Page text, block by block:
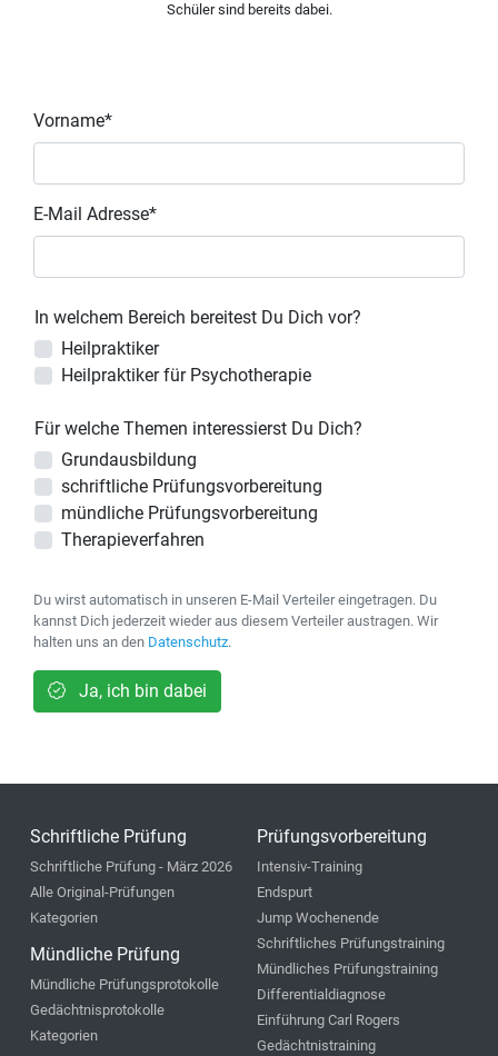
Schüler sind bereits dabei.
Vorname*
E-Mail Adresse*
In welchem Bereich bereitest Du Dich vor?
Heilpraktiker
Heilpraktiker für Psychotherapie
Für welche Themen interessierst Du Dich?
Grundausbildung
schriftliche Prüfungsvorbereitung
mündliche Prüfungsvorbereitung
Therapieverfahren
Du wirst automatisch in unseren E-Mail Verteiler eingetragen. Du
kannst Dich jederzeit wieder aus diesem Verteiler austragen. Wir
halten uns an den Datenschutz.
Ja, ich bin dabei
Schriftliche Prüfung
Schriftliche Prüfung - März 2026
Alle Original-Prüfungen
Kategorien
Mündliche Prüfung
Mündliche Prüfungsprotokolle
Gedächtnisprotokolle
Kategorien
Prüfungsvorbereitung
Intensiv-Training
Endspurt
Jump Wochenende
Schriftliches Prüfungstraining
Mündliches Prüfungstraining
Differentialdiagnose
Einführung Carl Rogers
Gedächtnistraining